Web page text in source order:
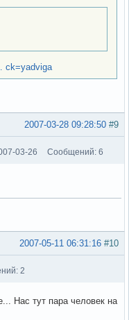
ck=yadviga
#9
2007-03-28 09:28:50
03-26 Сообщений: 6
#10
2007-05-11 06:31:16
2
Нас тут пара человек на